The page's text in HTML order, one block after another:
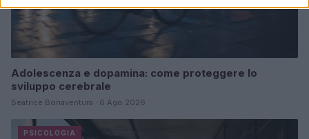
Adolescenza e dopamina: come proteggere lo
sviluppo cerebrale
Beatrice Bonaventura · 6 Ago 2026
PSICOLOGIA